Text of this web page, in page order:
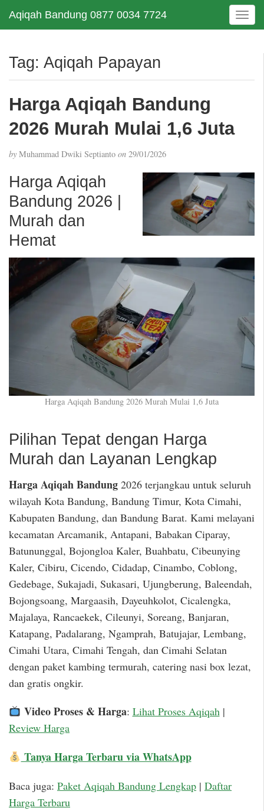
Aqiqah Bandung 0877 0034 7724
T
o
e
t
Tag: Aqiqah Papayan
Harga Aqiqah Bandung
2026 Murah Mulai 1,6 Juta
by Muhammad Dwiki Septianto on 29/01/2026
Harga Aqiqah
Bandung 2026 |
Murah dan
Hemat
Harga Aqiqah Bandung 2026 Murah Mulai 1,6 Juta
Pilihan Tepat dengan Harga
Murah dan Layanan Lengkap
Harga Aqiqah Bandung 2026 terjangkau untuk seluruh
wilayah Kota Bandung, Bandung Timur, Kota Cimahi,
Kabupaten Bandung, dan Bandung Barat. Kami melayani
kecamatan Arcamanik, Antapani, Babakan Ciparay,
Batununggal, Bojongloa Kaler, Buahbatu, Cibeunying
Kaler, Cibiru, Cicendo, Cidadap, Cinambo, Coblong,
Gedebage, Sukajadi, Sukasari, Ujungberung, Baleendah,
Bojongsoang, Margaasih, Dayeuhkolot, Cicalengka,
Majalaya, Rancaekek, Cileunyi, Soreang, Banjaran,
Katapang, Padalarang, Ngamprah, Batujajar, Lembang,
Cimahi Utara, Cimahi Tengah, dan Cimahi Selatan
dengan paket kambing termurah, catering nasi box lezat,
dan gratis ongkir.
Video Proses & Harga: Lihat Proses Aqiqah|
Review Harga
Tanya Harga Terbaru via WhatsApp
Baca juga: Paket Aqiqah Bandung Lengkap | Daftar
Harga Terbaru